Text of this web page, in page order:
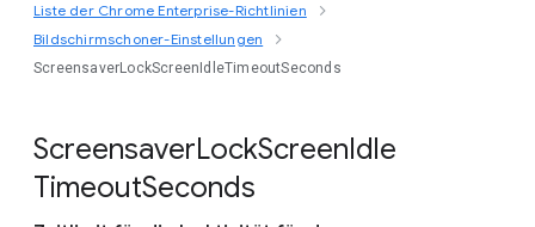
Alle Plattformen
Chrome 151
Liste der Chrome Enterprise-Richtlinien
Bildschirmschoner-Einstellungen
ScreensaverLockScreenIdleTimeoutSeconds
ScreensaverLockScreenIdle
TimeoutSeconds